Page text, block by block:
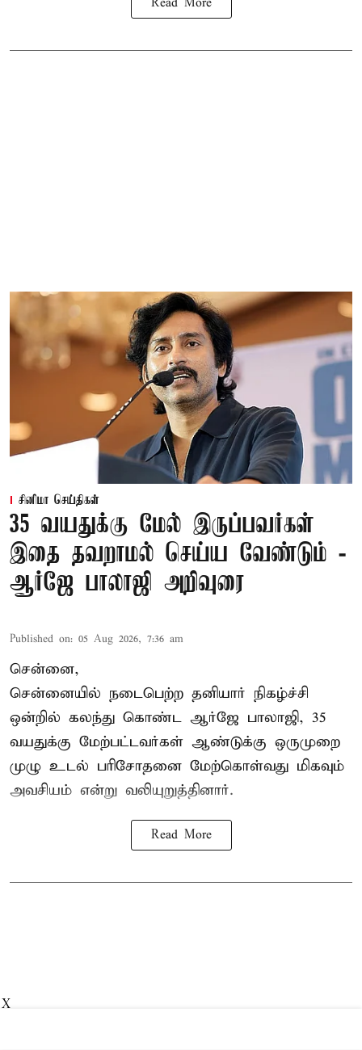
Read More
சினிமா செய்திகள்
35 வயதுக்கு மேல் இருப்பவர்கள்
இதை தவறாமல் செய்ய வேண்டும் -
ஆர்ஜே பாலாஜி அறிவுரை
Published on: 05 Aug 2026, 7:36 am
சென்னை,
சென்னையில் நடைபெற்ற தனியார் நிகழ்ச்சி
ஒன்றில் கலந்து கொண்ட ஆர்ஜே பாலாஜி, 35
வயதுக்கு மேற்பட்டவர்கள் ஆண்டுக்கு ஒருமுறை
முழு உடல் பரிசோதனை மேற்கொள்வது மிகவும்
அவசியம் என்று வலியுறுத்தினார்.
Read More
X